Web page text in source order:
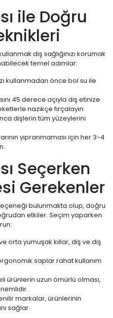
ile Doğru
diş sağlığınızı korumak
temel adımlar:
kullanmadan önce bol su ile
45 derece açıyla diş etinize
nazikçe fırçalayın.
dişlerin tüm yüzeylerini
yıpranmaması için her 3-4
Seçerken
Gerekenler
bulunmakta olup, doğru
etkiler. Seçim yaparken
orta yumuşak kıllar, diş ve diş
saplar rahat kullanım
ürünlerin uzun ömürlü olması,
markalar, ürünlerinin
sağlar.